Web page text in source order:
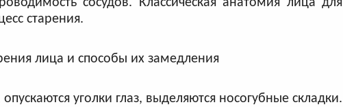
старения.
уголки глаз, выделяются носогубные складки.